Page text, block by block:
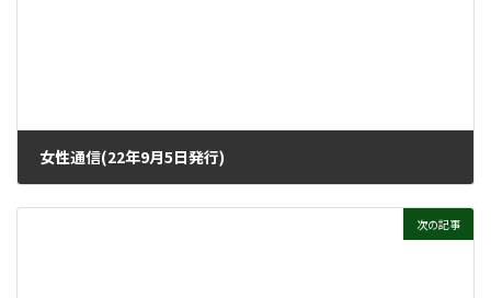
女性通信(22年9月5日発行)
次の記事